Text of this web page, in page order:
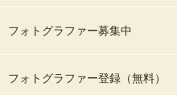
フォトグラファー募集中
フォトグラファー登録（無料）